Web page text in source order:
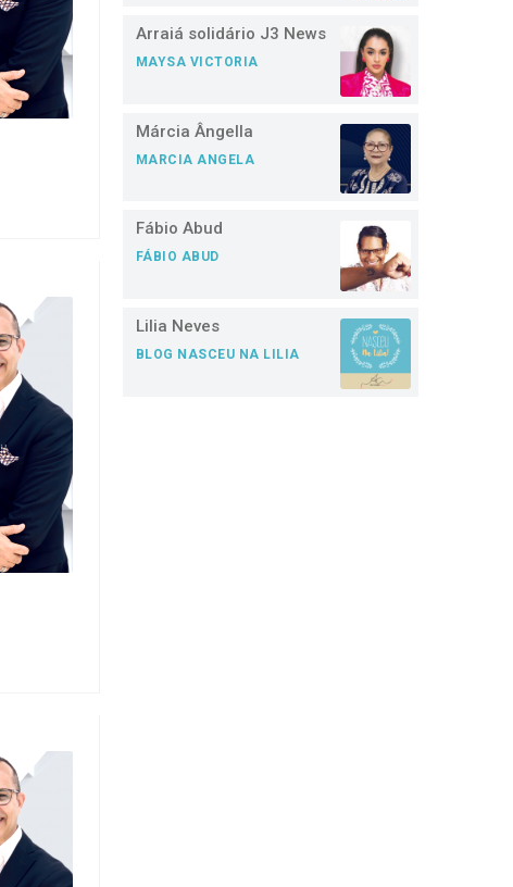
Arraiá solidário J3 News
MAYSA VICTORIA
Márcia Ângella
MARCIA ANGELA
Fábio Abud
FÁBIO ABUD
Lilia Neves
BLOG NASCEU NA LILIA